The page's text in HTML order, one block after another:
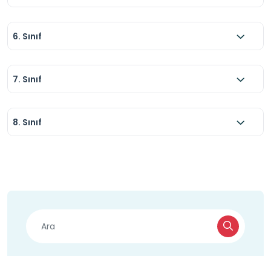
6. Sınıf
7. Sınıf
8. Sınıf